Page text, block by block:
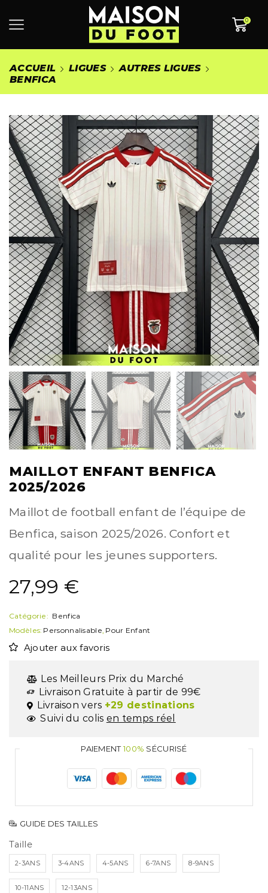
0
ACCUEIL LIGUES
AUTRES LIGUES
BENFICA
MAILLOT ENFANT BENFICA
2025/2026
Maillot de football enfant de l’équipe de
Benfica, saison 2025/2026. Confort et
qualité pour les jeunes supporters.
27,99 €
Catégorie: Benfica
Modèles: Personnalisable, Pour Enfant
Ajouter aux favoris
Les Meilleurs Prix du Marché
Livraison Gratuite à partir de 99€
Livraison vers +29 destinations
Suivi du colis en temps réel
PAIEMENT100% SÉCURISÉ
GUIDE DES TAILLES
Taille
2-3ANS 3-4ANS 4-5ANS 6-7ANS 8-9ANS
10-11ANS 12-13ANS